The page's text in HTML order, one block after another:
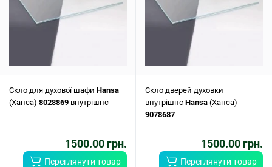
Скло для духової шафи Hansa
(Ханса) 8028869 внутрішнє
1500.00 грн.
Переглянути товар
Скло дверей духовки
внутрішнє Hansa (Ханса)
9078687
1500.00 грн.
Переглянути товар